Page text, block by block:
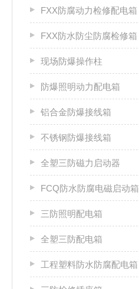
FXX防腐动力检修配电箱
FXX防水防尘防腐检修箱
现场防爆操作柱
防爆照明动力配电箱
铝合金防爆接线箱
不锈钢防爆接线箱
全塑三防磁力启动器
FCQ防水防腐电磁启动箱
三防照明配电箱
全塑三防配电箱
工程塑料防水防腐配电箱